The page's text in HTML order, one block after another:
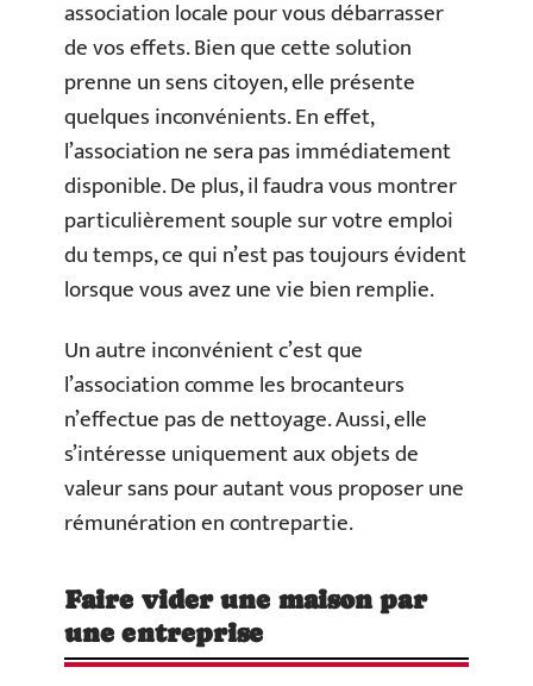
association locale pour vous débarrasser
de vos effets. Bien que cette solution
prenne un sens citoyen, elle présente
quelques inconvénients. En effet,
l’association ne sera pas immédiatement
disponible. De plus, il faudra vous montrer
particulièrement souple sur votre emploi
du temps, ce qui n’est pas toujours évident
lorsque vous avez une vie bien remplie.
Un autre inconvénient c’est que
l’association comme les brocanteurs
n’effectue pas de nettoyage. Aussi, elle
s’intéresse uniquement aux objets de
valeur sans pour autant vous proposer une
rémunération en contrepartie.
Faire vider une maison par
une entreprise